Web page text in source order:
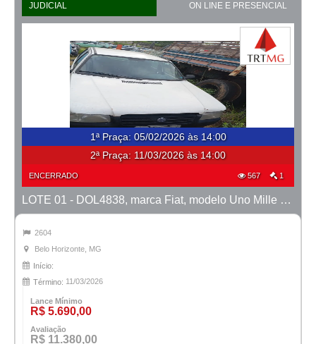
JUDICIAL ON LINE E PRESENCIAL
1ª Praça: 05/02/2026 às 14:00
2ª Praça: 11/03/2026 às 14:00
ENCERRADO 567 1
LOTE 01 - DOL4838, marca Fiat, modelo Uno Mille Fire, ano 2004/2005
2604
Belo Horizonte, MG
Início:
Término: 11/03/2026
Lance Mínimo
R$ 5.690,00
Avaliação
R$ 11.380,00